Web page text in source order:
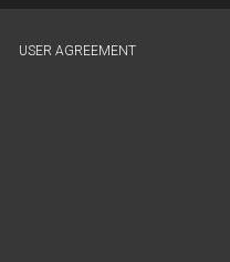
USER AGREEMENT